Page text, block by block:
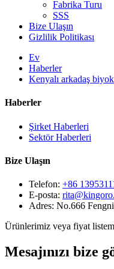
Fabrika Turu
SSS
Bize Ulaşın
Gizlilik Politikası
Ev
Haberler
Kenyalı arkadaş
Haberler
Şirket Haberleri
Sektör Haberleri
Bize Ulaşın
Telefon: +86
E-posta:
Adres: No.666
Ürünlerimiz veya fiyat
Mesajınızı bize